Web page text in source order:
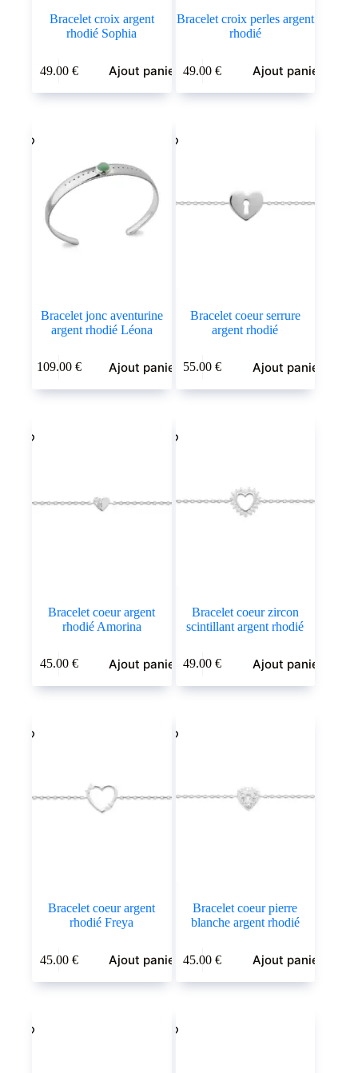
Bracelet croix argent
rhodié Sophia
49.00 € Ajout panier
Bracelet croix perles argent
rhodié
49.00€ Ajout panier
Bracelet jonc aventurine
argent rhodié Léona
109.00 € Ajout panier
Bracelet coeur serrure
argent rhodié
55.00€ Ajout panier
Bracelet coeur argent
rhodié Amorina
45.00 € Ajout panier
Bracelet coeur zircon
scintillant argent rhodié
49.00€ Ajout panier
Bracelet coeur argent
rhodié Freya
45.00 € Ajout panier
Bracelet coeur pierre
blanche argent rhodié
45.00€ Ajout panier